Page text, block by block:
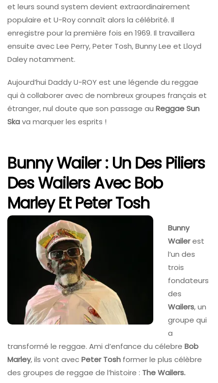
et leurs sound system devient extraordinairement
populaire et U-Roy connaît alors la célébrité. Il
enregistre pour la première fois en 1969. Il travaillera
ensuite avec Lee Perry, Peter Tosh, Bunny Lee et Lloyd
Daley notamment.
Aujourd’hui Daddy U-ROY est une légende du reggae
qui à collaborer avec de nombreux groupes français et
étranger, nul doute que son passage au Reggae Sun
Skava marquer les esprits !
Bunny Wailer : Un Des Piliers
Des Wailers Avec Bob
Marley Et Peter Tosh
Bunny
Wailerest
l’un des
trois
fondateurs
des
Wailers, un
groupe qui
a
transformé le reggae. Ami d’enfance du célebre Bob
Marley, ils vont avecPeter Tosh former le plus célèbre
des groupes de reggae de l’histoire : The Wailers.